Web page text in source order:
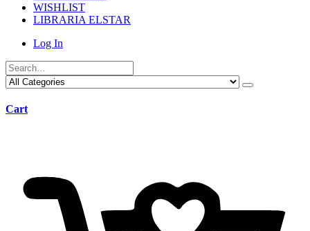
WISHLIST
LIBRARIA ELSTAR
Log In
Cart